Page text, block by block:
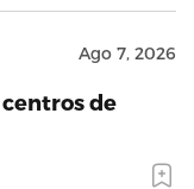
Ago 7, 2026
de